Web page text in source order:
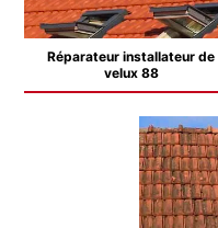
Réparateur installateur de
velux 88